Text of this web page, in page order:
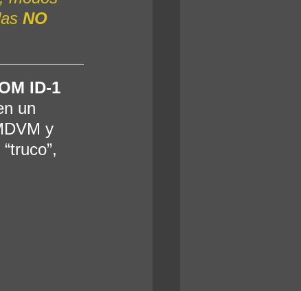
NO
ID-1
un
y